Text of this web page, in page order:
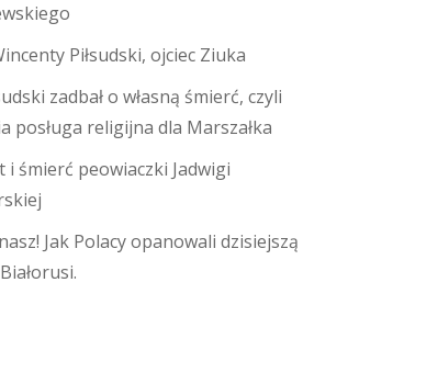
Piłsudski, ojciec Ziuka
zadbał o własną śmierć, czyli
posługa religijna dla Marszałka
i śmierć peowiaczki Jadwigi
Jak Polacy opanowali dzisiejszą